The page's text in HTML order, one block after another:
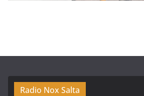
Radio Nox Salta